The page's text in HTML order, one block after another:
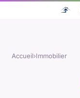
Accueil›Immobilier